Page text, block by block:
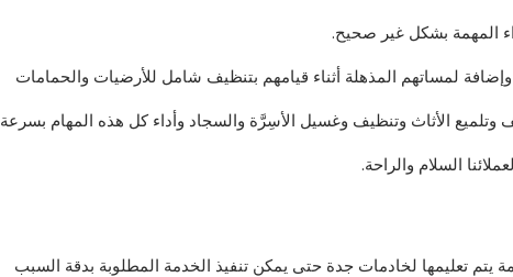
المهمة بشكل غير صحيح.
وإضافة لمساتهم المذهلة أثناء قيامهم بتنظيف شامل للأرضيات والحمامات
الأثاث وتنظيف وغسيل الأسِرَّة والسجاد وأداء كل هذه المهام بسرعة
السلام والراحة.
يتم تعليمها لخادمات جدة حتى يمكن تنفيذ الخدمة المطلوبة بدقة السبب